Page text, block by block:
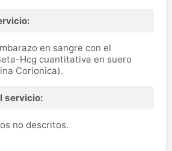
en sangre con el
Hcg cuantitativa en suero
Corionica).
servicio:
no descritos.